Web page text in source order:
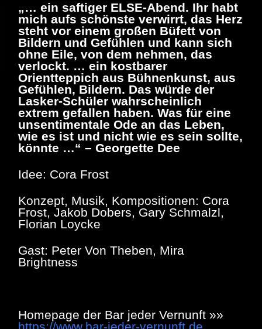
„… ein saftiger ELSE-Abend. Ihr habt
mich aufs schönste verwirrt, das Herz
steht vor einem großen Büfett von
Bildern und Gefühlen und kann sich
ohne Eile, von dem nehmen, das
verlockt. … ein kostbarer
Orientteppich aus Bühnenkunst, aus
Gefühlen, Bildern. Das würde der
Lasker-Schüler wahrscheinlich
extrem gefallen haben. Was für eine
unsentimentale Ode an das Leben,
wie es ist und nicht wie es sein sollte,
könnte …“ – Georgette Dee
Idee: Cora Frost
Konzept, Musik, Kompositionen: Cora
Frost, Jakob Dobers, Gary Schmalzl,
Florian Loycke
Gast: Peter Von Theben, Mira
Brightness
Homepage der Bar jeder Vernunft »»